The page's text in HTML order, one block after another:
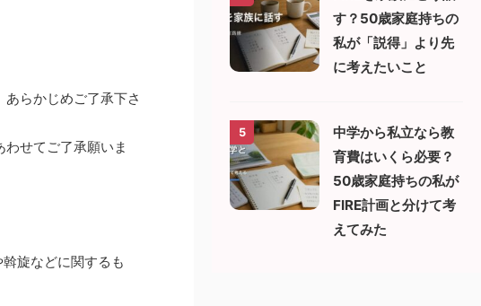
らかじめご了承下さ
せてご了承願いま
旋などに関するも
す？50歳家庭持ちの
私が「説得」より先
に考えたいこと
5
中学から私立なら教
育費はいくら必要？
50歳家庭持ちの私が
FIRE計画と分けて考
えてみた